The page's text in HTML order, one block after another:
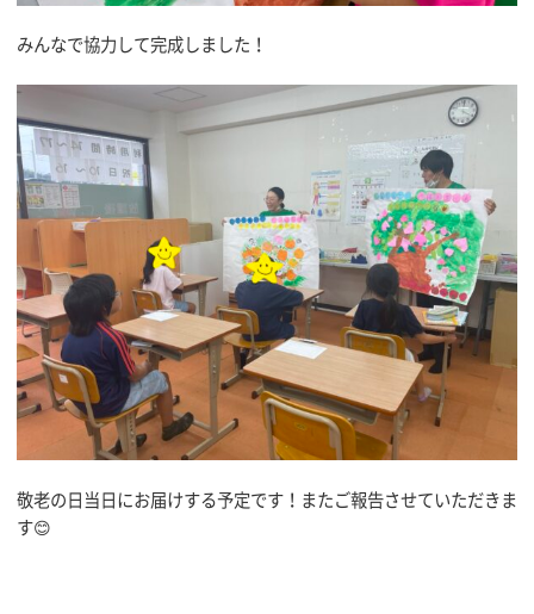
みんなで協力して完成しました！
敬老の日当日にお届けする予定です！またご報告させていただきま
す😊